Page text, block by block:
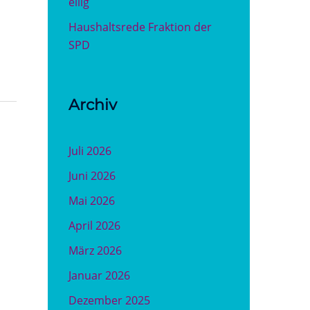
Haushaltsrede Fraktion der
SPD
Archiv
Juli 2026
Juni 2026
Mai 2026
April 2026
März 2026
Januar 2026
Dezember 2025